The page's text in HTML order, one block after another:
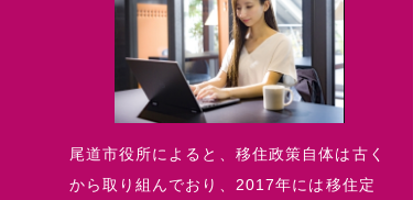
尾道市役所によると、移住政策自体は古く
から取り組んでおり、2017年には移住定